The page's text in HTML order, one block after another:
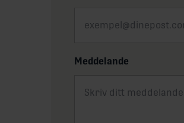
Meddelande